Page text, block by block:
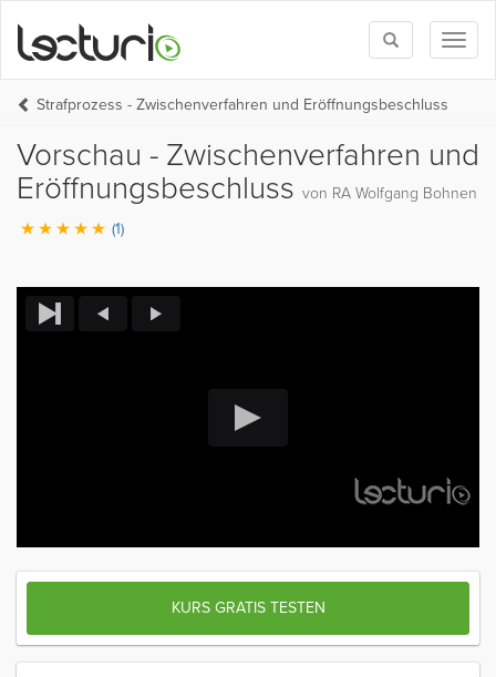
Toggle
search
Strafprozess - Zwischenverfahren und Eröffnungsbeschluss
Vorschau - Zwischenverfahren und
Eröffnungsbeschluss von RA Wolfgang Bohnen
(1)
KURS GRATIS TESTEN